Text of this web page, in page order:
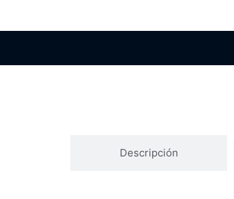
Descripción